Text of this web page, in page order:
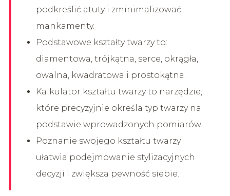
podkreślić atuty i zminimalizować
mankamenty.
Podstawowe kształty twarzy to:
diamentowa, trójkątna, serce, okrągła,
owalna, kwadratowa i prostokątna.
Kalkulator kształtu twarzy to narzędzie,
które precyzyjnie określa typ twarzy na
podstawie wprowadzonych pomiarów.
Poznanie swojego kształtu twarzy
ułatwia podejmowanie stylizacyjnych
decyzji i zwiększa pewność siebie.